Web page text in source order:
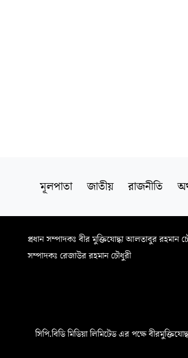
মূলপাতা জাতীয় রাজনীতি
প্রধান সম্পাদকঃ বীর মুক্তিযোদ্ধা আলতাবুর রহমান
সম্পাদকঃ রেজাউর রহমান চৌধুরী
সিপি.বিডি মিডিয়া লিমিটেড এর পক্ষে